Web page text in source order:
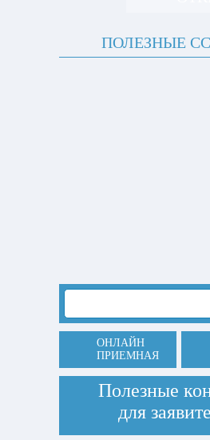
ПОЛЕЗНЫЕ
ОНЛАЙН
ПРИЕМНАЯ
Полезные
для